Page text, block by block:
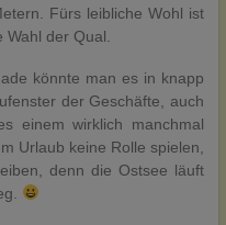
Fürs leibliche Wohl ist
der Qual.
könnte man es in knapp
der Geschäfte, auch
einem wirklich manchmal
Urlaub keine Rolle spielen,
denn die Ostsee läuft